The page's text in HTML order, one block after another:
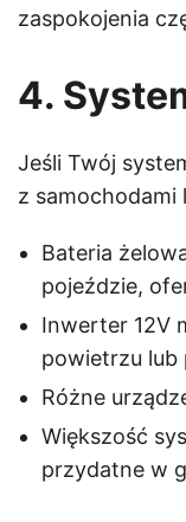
zaspokojenia
4.
Jeśli Twój
z samochodami
Bateria
pojeździe,
Inwerter 12V
powietrzu lub
Różne
Większość
przydatne w